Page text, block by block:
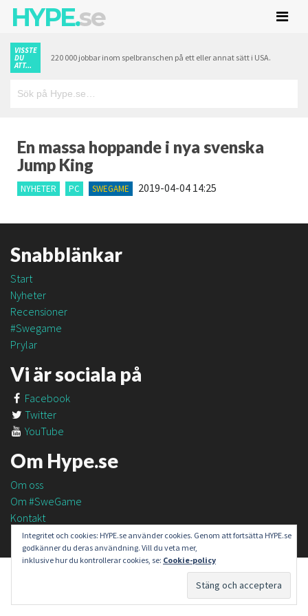
HYPE.se
VISSTE
DU
ATT...
220 000 jobbar inom spelbranschen på ett eller annat sätt i USA.
En massa hoppande i nya svenska
Jump King
NYHETER PC SWEGAME 2019-04-04 14:25
Snabblänkar
Start
Nyheter
Recensioner
#Swegame
Prylar
Vi är sociala på
Facebook
Twitter
YouTube
Om Hype.se
Om oss
Om #SweGame
Kontakt
Integritet och cookies: HYPE.se använder cookies. Genom att fortsätta HYPE.se
godkänner du deras användning. Vill du veta mer,
inklusive hur du kontrollerar cookies, se: Cookie-policy